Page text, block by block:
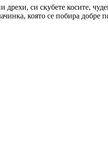
си скубете косите,
която се побира добре